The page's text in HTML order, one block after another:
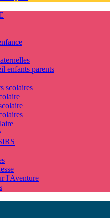
enfants parents
scolaires
l'Aventure